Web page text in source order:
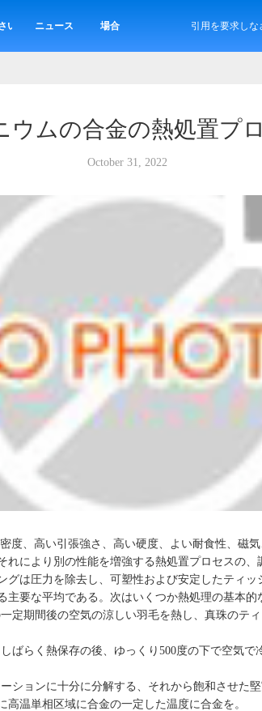
い ニュース 場合 引用を要求しな
ウムの合金の熱処置プ
October 31, 2022
度、高い引張強さ、高い硬度、よい耐食性、磁
れにより別の性能を増強する熱処置プロセスの
グは圧力を除去し、可塑性および安定したティ
主要な平均である。次はいくつか熱処理の基本的
定期間後の空気の涼しい羽毛を熱し、真珠のテ
ばらく熱保存の後、ゆっくり500度の下で空気
ションに十分に分解する、それから飽和させた
温単相区域に合金の一定した温度に合金を。